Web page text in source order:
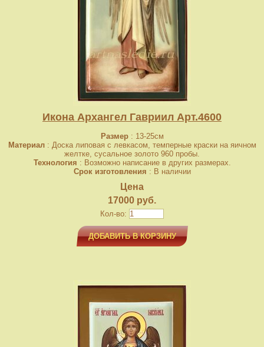
Икона Архангел Гавриил Арт.4600
Размер: 13-25см
Материал: Доска липовая с левкасом, темперные краски на яичном
желтке, сусальное золото 960 пробы.
Технология : Возможно написание в других размерах.
Срок изготовления : В наличии
Цена
17000 руб.
Кол-во:
ДОБАВИТЬ В КОРЗИНУ